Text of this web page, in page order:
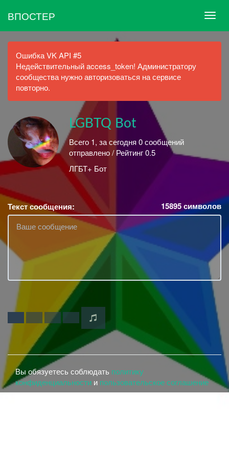
ВПОСТЕР
Ошибка VK API #5
Недействительный access_token! Администратору
сообщества нужно авторизоваться на сервисе
повторно.
LGBTQ Bot
Всего 1, за сегодня 0 сообщений
отправлено / Рейтинг 0.5
ЛГБТ+ Бот
Текст сообщения: 15895символов
Вы обязуетесь соблюдать политику
конфиденциальности и пользовательское соглашение